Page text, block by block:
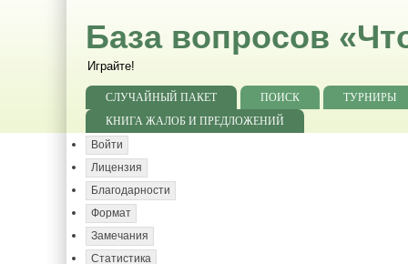
База вопросов
Играйте!
СЛУЧАЙНЫЙ ПАКЕТ ПОИСК
ТУРНИРЫ
КНИГА ЖАЛОБ И ПРЕДЛОЖЕНИЙ
Войти
Лицензия
Благодарности
Формат
Замечания
Статистика